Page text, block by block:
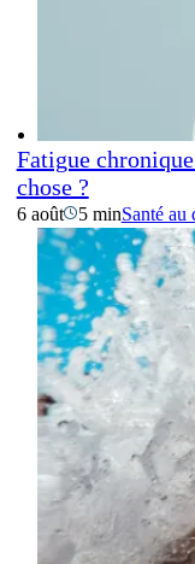
Fatigue
chose ?
6 août 5 minSanté au